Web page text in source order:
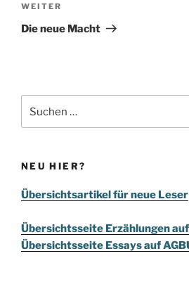
Nächster
Beitrag
WEITER
Die neue Macht
nach:
NEU HIER?
Übersichtsartikel für neue Leser
Übersichtsseite Erzählungen auf
Übersichtsseite Essays auf